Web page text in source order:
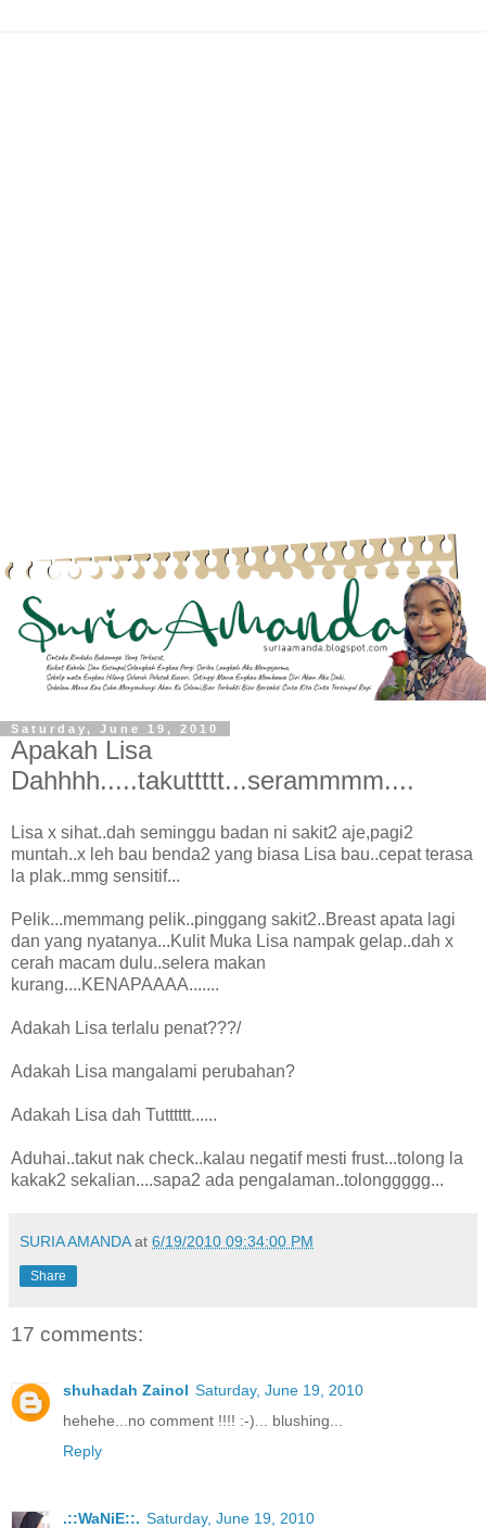
Saturday, June 19, 2010
Apakah Lisa
Dahhhh.....takuttttt...serammmm....
Lisa x sihat..dah seminggu badan ni sakit2 aje,pagi2
muntah..x leh bau benda2 yang biasa Lisa bau..cepat terasa
la plak..mmg sensitif...
Pelik...memmang pelik..pinggang sakit2..Breast apata lagi
dan yang nyatanya...Kulit Muka Lisa nampak gelap..dah x
cerah macam dulu..selera makan
kurang....KENAPAAAA.......
Adakah Lisa terlalu penat???/
Adakah Lisa mangalami perubahan?
Adakah Lisa dah Tutttttt......
Aduhai..takut nak check..kalau negatif mesti frust...tolong la
kakak2 sekalian....sapa2 ada pengalaman..tolonggggg...
SURIA AMANDA at 6/19/2010 09:34:00 PM
Share
17 comments:
shuhadah Zainol Saturday, June 19, 2010
hehehe...no comment !!!! :-)... blushing...
Reply
.::WaNiE::. Saturday, June 19, 2010